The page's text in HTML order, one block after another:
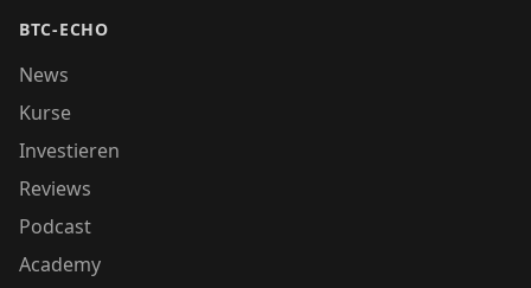
BTC-ECHO
News
Kurse
Investieren
Reviews
Podcast
Academy